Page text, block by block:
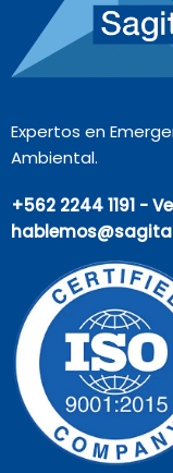
Expertos en
Ambiental.
+562 2244 1191 -